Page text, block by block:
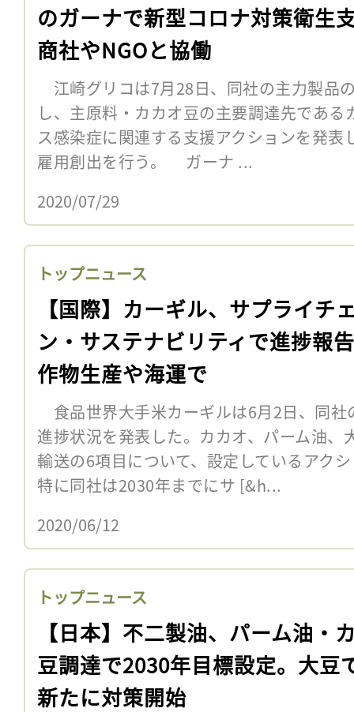
のガーナで新型コロナ対策衛生
商社やNGOと協働
江崎グリコは7月28日、同社の主力製品
し、主原料・カカオ豆の主要調達先であ
ス感染症に関連する支援アクションを発
雇用創出を行う。 ガーナ ...
2020/07/29
トップニュース
【国際】カーギル、サプライチ
ン・サステナビリティで進捗報
作物生産や海運で
食品世界大手米カーギルは6月2日、同社
進捗状況を発表した。カカオ、パーム油、
輸送の6項目について、設定しているアク
特に同社は2030年までにサ [&h...
2020/06/12
トップニュース
【日本】不二製油、パーム油・
豆調達で2030年目標設定。大豆
新たに対策開始